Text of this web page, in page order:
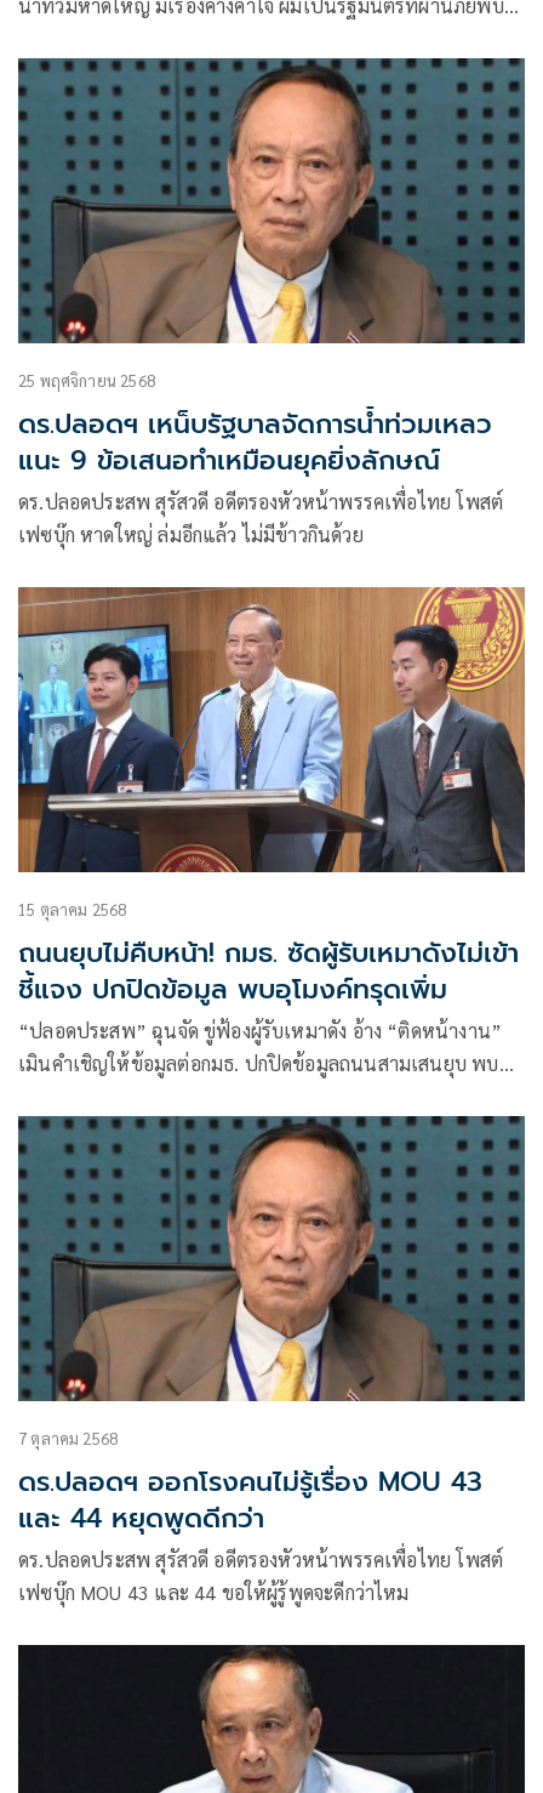
น้ำท่วมหาดใหญ่ มีเรื่องค้างคาใจ ผมเป็นรัฐมนตรีที่ผ่านภัยพิบัติ
25 พฤศจิกายน 2568
ดร.ปลอดฯ เหน็บรัฐบาลจัดการน้ำท่วมเหลว
แนะ 9 ข้อเสนอทำเหมือนยุคยิ่งลักษณ์
ดร.ปลอดประสพ สุรัสวดี อดีตรองหัวหน้าพรรคเพื่อไทย โพสต์
เฟซบุ๊ก หาดใหญ่ ล่มอีกแล้ว ไม่มีข้าวกินด้วย
15 ตุลาคม 2568
ถนนยุบไม่คืบหน้า! กมธ. ซัดผู้รับเหมาดังไม่เข้า
ชี้แจง ปกปิดข้อมูล พบอุโมงค์ทรุดเพิ่ม
“ปลอดประสพ” ฉุนจัด ขู่ฟ้องผู้รับเหมาดัง อ้าง “ติดหน้างาน”
เมินคำเชิญให้ข้อมูลต่อกมธ. ปกปิดข้อมูลถนนสามเสนยุบ พบ
7 ตุลาคม 2568
ดร.ปลอดฯ ออกโรงคนไม่รู้เรื่อง MOU 43
และ 44 หยุดพูดดีกว่า
ดร.ปลอดประสพ สุรัสวดี อดีตรองหัวหน้าพรรคเพื่อไทย โพสต์
เฟซบุ๊ก MOU 43 และ 44 ขอให้ผู้รู้พูดจะดีกว่าไหม